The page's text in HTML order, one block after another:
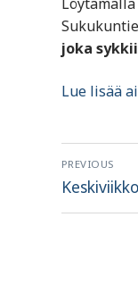
joka
Lue lisää
selaus
PREVIOUS
Previous